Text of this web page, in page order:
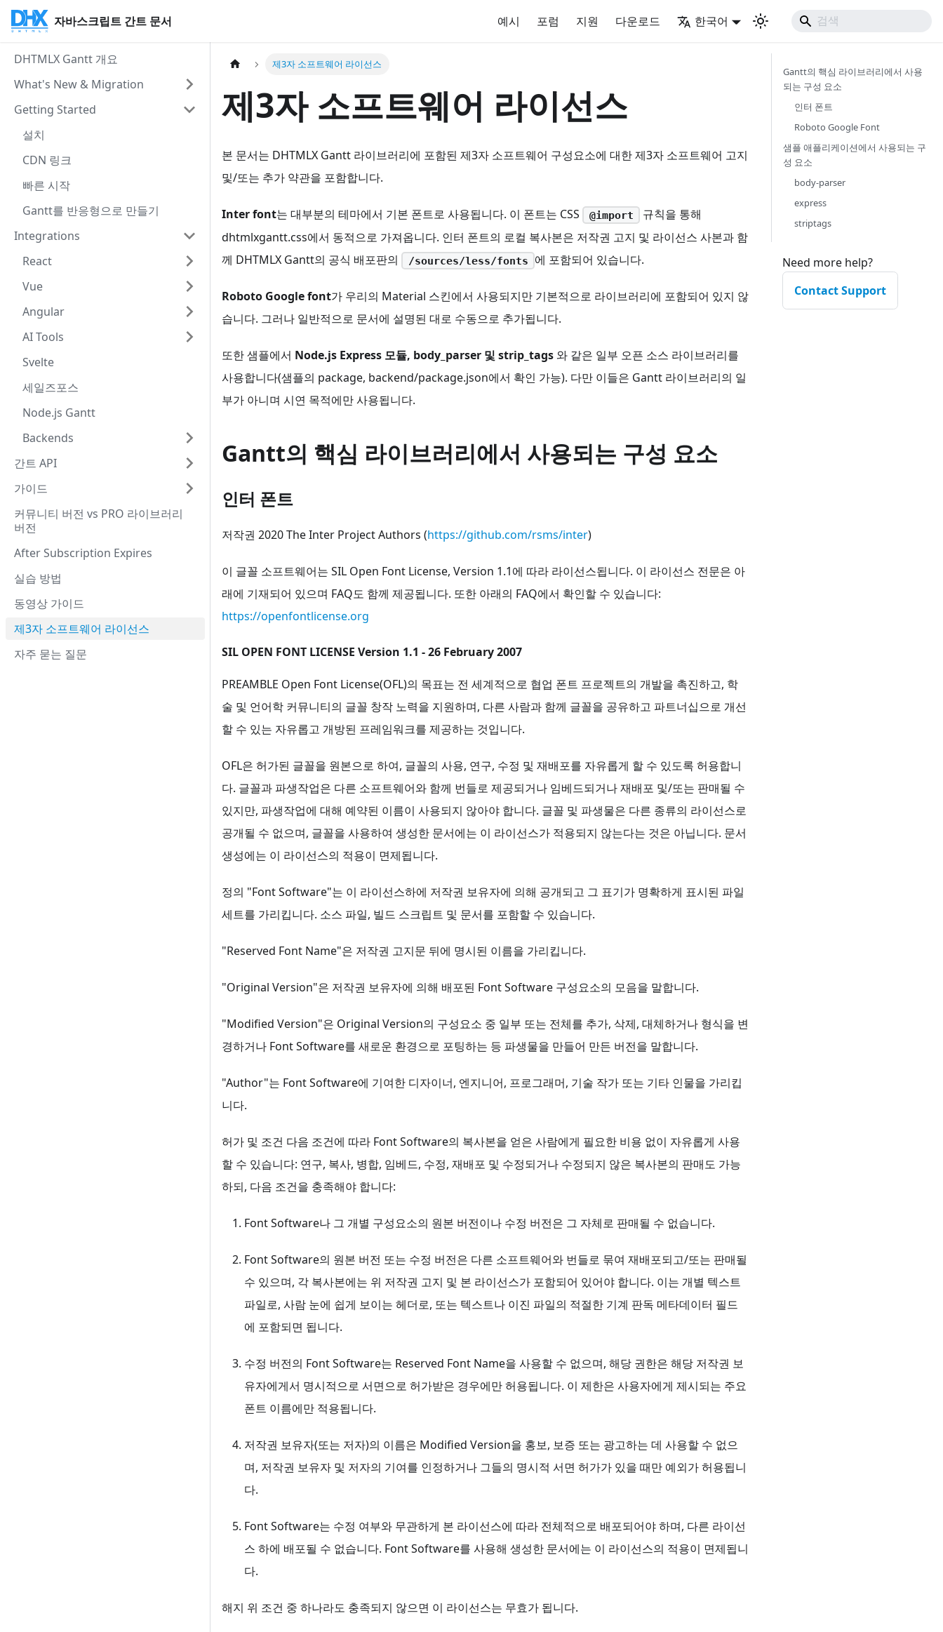
자바스크립트 간트 문서 예시 포럼 지원 다운로드 한국어
DHTMLX Gantt 개요
What's New & Migration
Getting Started
설치
CDN 링크
빠른 시작
Gantt를 반응형으로 만들기
Integrations
React
Vue
Angular
AI Tools
Svelte
세일즈포스
Node.js Gantt
Backends
간트 API
가이드
커뮤니티 버전 vs PRO 라이브러리
버전
After Subscription Expires
실습 방법
동영상 가이드
제3자 소프트웨어 라이선스
자주 묻는 질문
제3자 소프트웨어 라이선스
제3자 소프트웨어 라이선스
본 문서는 DHTMLX Gantt 라이브러리에 포함된 제3자 소프트웨어 구성요소에 대한 제3자 소프트웨어 고지
및/또는 추가 약관을 포함합니다.
Inter font는 대부분의 테마에서 기본 폰트로 사용됩니다. 이 폰트는 CSS @import
규칙을 통해
dhtmlxgantt.css에서 동적으로 가져옵니다. 인터 폰트의 로컬 복사본은 저작권 고지 및 라이선스 사본과 함
께 DHTMLX Gantt의 공식 배포판의
/sources/less/fonts 에 포함되어 있습니다.
Roboto Google font가 우리의 Material 스킨에서 사용되지만 기본적으로 라이브러리에 포함되어 있지 않
습니다. 그러나 일반적으로 문서에 설명된 대로 수동으로 추가됩니다.
또한 샘플에서 Node.js Express 모듈, body_parser 및 strip_tags 와 같은 일부 오픈 소스 라이브러리를
사용합니다(샘플의 package, backend/package.json에서 확인 가능). 다만 이들은 Gantt 라이브러리의 일
부가 아니며 시연 목적에만 사용됩니다.
Gantt의 핵심 라이브러리에서 사용되는 구성 요소
인터 폰트
저작권 2020 The Inter Project Authors (https://github.com/rsms/inter)
이 글꼴 소프트웨어는 SIL Open Font License, Version 1.1에 따라 라이선스됩니다. 이 라이선스 전문은 아
래에 기재되어 있으며 FAQ도 함께 제공됩니다. 또한 아래의 FAQ에서 확인할 수 있습니다:
https://openfontlicense.org
SIL OPEN FONT LICENSE Version 1.1 - 26 February 2007
PREAMBLE Open Font License(OFL)의 목표는 전 세계적으로 협업 폰트 프로젝트의 개발을 촉진하고, 학
술 및 언어학 커뮤니티의 글꼴 창작 노력을 지원하며, 다른 사람과 함께 글꼴을 공유하고 파트너십으로 개선
할 수 있는 자유롭고 개방된 프레임워크를 제공하는 것입니다.
OFL은 허가된 글꼴을 원본으로 하여, 글꼴의 사용, 연구, 수정 및 재배포를 자유롭게 할 수 있도록 허용합니
다. 글꼴과 파생작업은 다른 소프트웨어와 함께 번들로 제공되거나 임베드되거나 재배포 및/또는 판매될 수
있지만, 파생작업에 대해 예약된 이름이 사용되지 않아야 합니다. 글꼴 및 파생물은 다른 종류의 라이선스로
공개될 수 없으며, 글꼴을 사용하여 생성한 문서에는 이 라이선스가 적용되지 않는다는 것은 아닙니다. 문서
생성에는 이 라이선스의 적용이 면제됩니다.
정의 "Font Software"는 이 라이선스하에 저작권 보유자에 의해 공개되고 그 표기가 명확하게 표시된 파일
세트를 가리킵니다. 소스 파일, 빌드 스크립트 및 문서를 포함할 수 있습니다.
"Reserved Font Name"은 저작권 고지문 뒤에 명시된 이름을 가리킵니다.
"Original Version"은 저작권 보유자에 의해 배포된 Font Software 구성요소의 모음을 말합니다.
"Modified Version"은 Original Version의 구성요소 중 일부 또는 전체를 추가, 삭제, 대체하거나 형식을 변
경하거나 Font Software를 새로운 환경으로 포팅하는 등 파생물을 만들어 만든 버전을 말합니다.
"Author"는 Font Software에 기여한 디자이너, 엔지니어, 프로그래머, 기술 작가 또는 기타 인물을 가리킵
니다.
허가 및 조건 다음 조건에 따라 Font Software의 복사본을 얻은 사람에게 필요한 비용 없이 자유롭게 사용
할 수 있습니다: 연구, 복사, 병합, 임베드, 수정, 재배포 및 수정되거나 수정되지 않은 복사본의 판매도 가능
하되, 다음 조건을 충족해야 합니다:
Font Software나 그 개별 구성요소의 원본 버전이나 수정 버전은 그 자체로 판매될 수 없습니다.
Font Software의 원본 버전 또는 수정 버전은 다른 소프트웨어와 번들로 묶여 재배포되고/또는 판매될
수 있으며, 각 복사본에는 위 저작권 고지 및 본 라이선스가 포함되어 있어야 합니다. 이는 개별 텍스트
파일로, 사람 눈에 쉽게 보이는 헤더로, 또는 텍스트나 이진 파일의 적절한 기계 판독 메타데이터 필드
에 포함되면 됩니다.
수정 버전의 Font Software는 Reserved Font Name을 사용할 수 없으며, 해당 권한은 해당 저작권 보
유자에게서 명시적으로 서면으로 허가받은 경우에만 허용됩니다. 이 제한은 사용자에게 제시되는 주요
폰트 이름에만 적용됩니다.
저작권 보유자(또는 저자)의 이름은 Modified Version을 홍보, 보증 또는 광고하는 데 사용할 수 없으
며, 저작권 보유자 및 저자의 기여를 인정하거나 그들의 명시적 서면 허가가 있을 때만 예외가 허용됩니
다.
Font Software는 수정 여부와 무관하게 본 라이선스에 따라 전체적으로 배포되어야 하며, 다른 라이선
스 하에 배포될 수 없습니다. Font Software를 사용해 생성한 문서에는 이 라이선스의 적용이 면제됩니
다.
해지 위 조건 중 하나라도 충족되지 않으면 이 라이선스는 무효가 됩니다.
Gantt의 핵심 라이브러리에서 사용
되는 구성 요소
인터 폰트
Roboto Google Font
샘플 애플리케이션에서 사용되는 구
성 요소
body-parser
express
striptags
Need more help?
Contact Support